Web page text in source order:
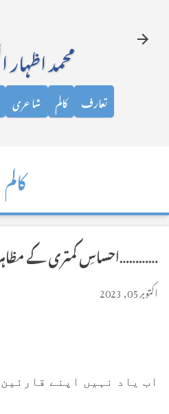
محمد اظہار
تعارف کالم شاعری
کالم
…………احساسِ کمتری کے
اکتوبر 05, 2023
اب یاد نہیں اپنے